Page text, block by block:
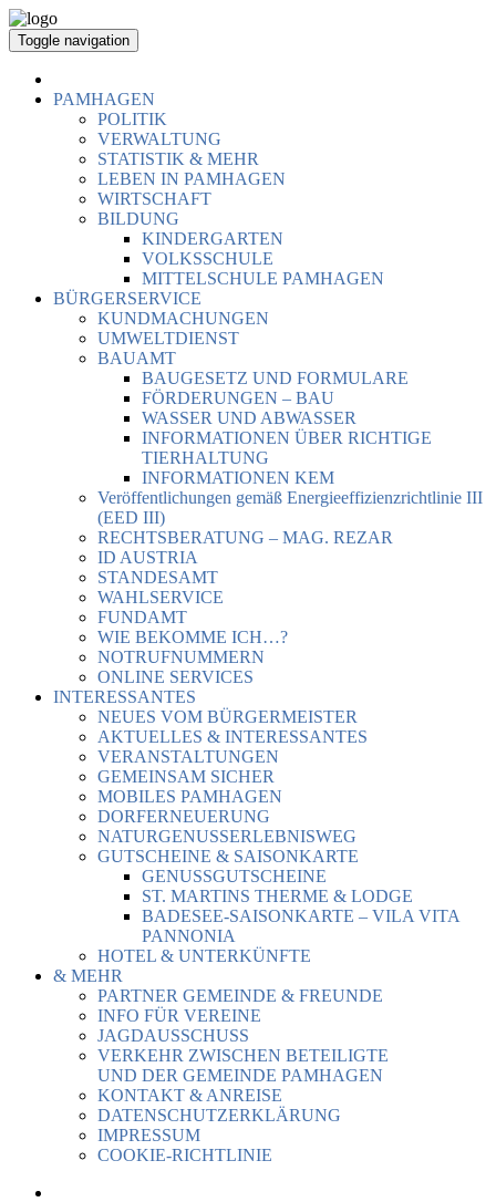
Toggle navigation
PAMHAGEN
POLITIK
VERWALTUNG
STATISTIK & MEHR
LEBEN IN PAMHAGEN
WIRTSCHAFT
BILDUNG
KINDERGARTEN
VOLKSSCHULE
MITTELSCHULE PAMHAGEN
BÜRGERSERVICE
KUNDMACHUNGEN
UMWELTDIENST
BAUAMT
BAUGESETZ UND FORMULARE
FÖRDERUNGEN – BAU
WASSER UND ABWASSER
INFORMATIONEN ÜBER RICHTIGE
TIERHALTUNG
INFORMATIONEN KEM
Veröffentlichungen gemäß Energieeffizienzrichtlinie III
(EED III)
RECHTSBERATUNG – MAG. REZAR
ID AUSTRIA
STANDESAMT
WAHLSERVICE
FUNDAMT
WIE BEKOMME ICH…?
NOTRUFNUMMERN
ONLINE SERVICES
INTERESSANTES
NEUES VOM BÜRGERMEISTER
AKTUELLES & INTERESSANTES
VERANSTALTUNGEN
GEMEINSAM SICHER
MOBILES PAMHAGEN
DORFERNEUERUNG
NATURGENUSSERLEBNISWEG
GUTSCHEINE & SAISONKARTE
GENUSSGUTSCHEINE
ST. MARTINS THERME & LODGE
BADESEE-SAISONKARTE – VILA VITA
PANNONIA
HOTEL & UNTERKÜNFTE
& MEHR
PARTNER GEMEINDE & FREUNDE
INFO FÜR VEREINE
JAGDAUSSCHUSS
VERKEHR ZWISCHEN BETEILIGTE
UND DER GEMEINDE PAMHAGEN
KONTAKT & ANREISE
DATENSCHUTZERKLÄRUNG
IMPRESSUM
COOKIE-RICHTLINIE